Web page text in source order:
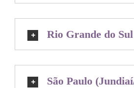
Rio Grande do
São Paulo